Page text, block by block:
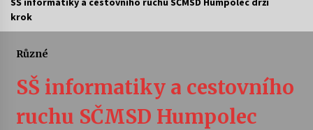
Vernisáž výstavy Josefíny Duškové: Stávám se
30. 7. 2026
krok
Různé
SŠ informatiky a cestovního
ruchu SČMSD Humpolec